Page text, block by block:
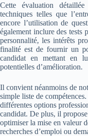
Cette évaluation
techniques telles que
encore l’utilisation de
également inclure des tests
personnalité, les intérêts
finalité est de fournir un
candidat en mettant en
potentielles d’amélioration.
Il convient néanmoins de
simple liste de
différentes options
candidat. De plus, il
optimiser la mise en valeur
recherches d’emploi ou